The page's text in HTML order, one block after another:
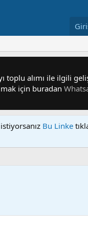
toplu alımı ile ilgili
için buradan
Bu Linke